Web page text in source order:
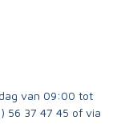
van 09:00 tot
56 37 47 45 of via